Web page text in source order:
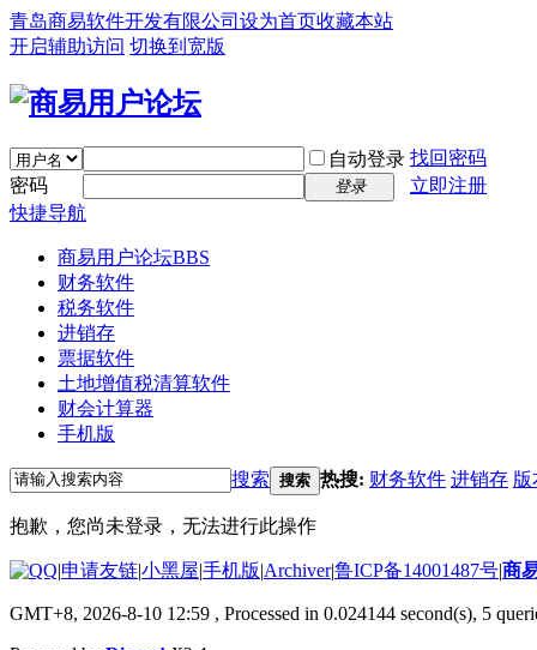
青岛商易软件开发有限公司 设为首页收藏本站
开启辅助访问 切换到宽版
自动登录 找回密码
密码
登录
立即注册
快捷导航
商易用户论坛BBS
财务软件
税务软件
进销存
票据软件
土地增值税清算软件
财会计算器
手机版
搜索 搜索 热搜: 财务软件 进销存 版
抱歉，您尚未登录，无法进行此操作
|申请友链|小黑屋|手机版|Archiver|鲁ICP备14001487号|商
GMT+8, 2026-8-10 12:59 , Processed in 0.024144 second(s), 5